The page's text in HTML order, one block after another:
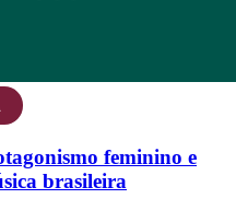
feminino e
brasileira